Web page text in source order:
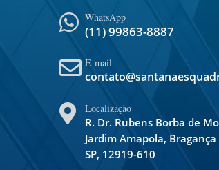
 WhatsApp
(11) 99863-8887
 E-mail
 Localização
R. Dr. Rubens Borba de
Jardim Amapola,
SP, 12919-610